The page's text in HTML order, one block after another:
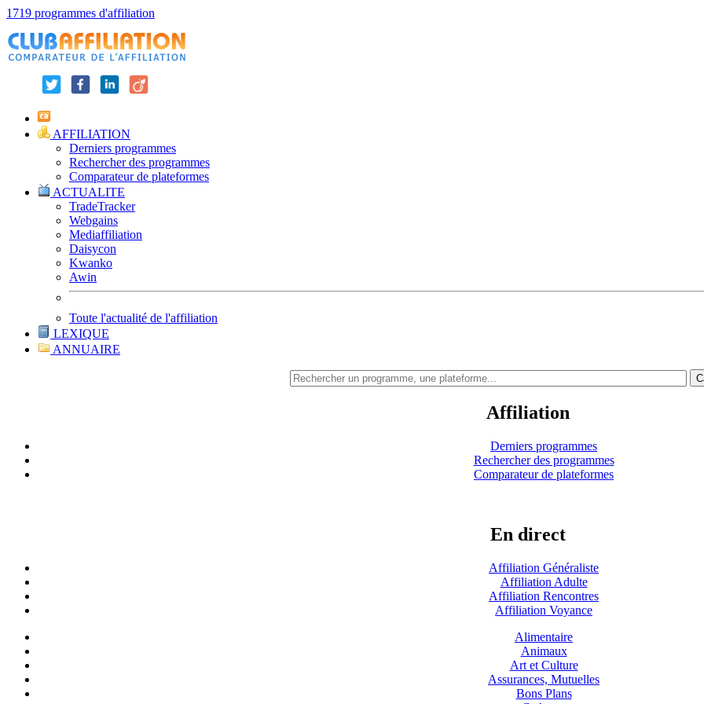
1719 programmes d'affiliation
AFFILIATION
Derniers programmes
Rechercher des programmes
Comparateur de plateformes
ACTUALITE
TradeTracker
Webgains
Mediaffiliation
Daisycon
Kwanko
Awin
Toute l'actualité de l'affiliation
LEXIQUE
ANNUAIRE
Affiliation
Derniers programmes
Rechercher des programmes
Comparateur de plateformes
En direct
Affiliation Généraliste
Affiliation Adulte
Affiliation Rencontres
Affiliation Voyance
Alimentaire
Animaux
Art et Culture
Assurances, Mutuelles
Bons Plans